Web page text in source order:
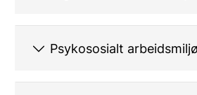
Psykososialt arbeidsmiljø